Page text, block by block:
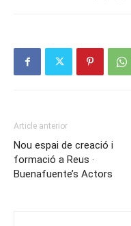
Article anterior
Nou espai de creació i
formació a Reus ·
Buenafuente’s Actors